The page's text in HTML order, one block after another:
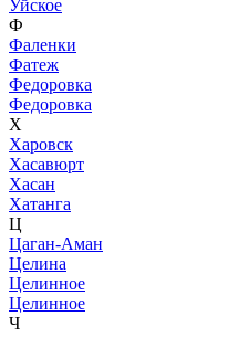
Уйское
Ф
Фаленки
Фатеж
Федоровка
Федоровка
Х
Харовск
Хасавюрт
Хасан
Хатанга
Ц
Цаган-Аман
Целина
Целинное
Целинное
Ч